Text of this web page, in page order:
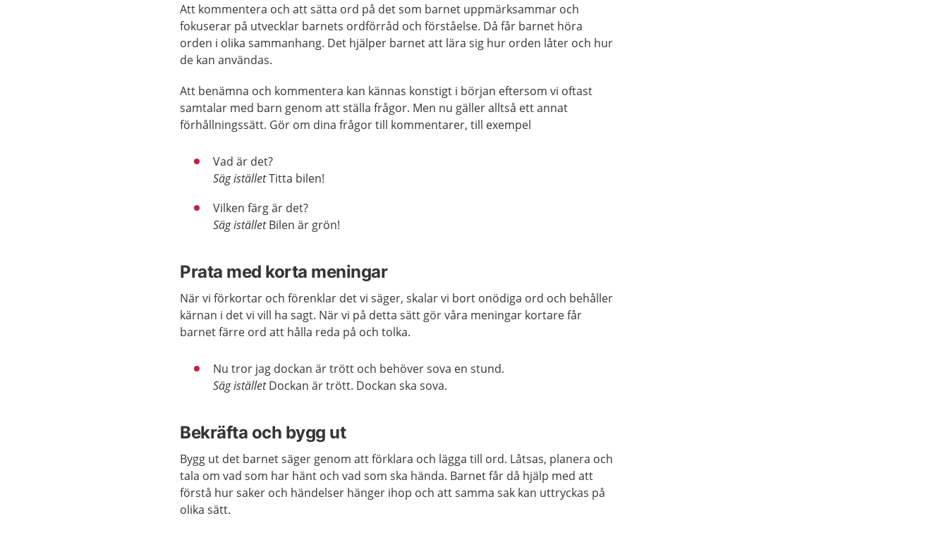
Att kommentera och att sätta ord på det som barnet uppmärksammar och
fokuserar på utvecklar barnets ordförråd och förståelse. Då får barnet höra
orden i olika sammanhang. Det hjälper barnet att lära sig hur orden låter och hur
de kan användas.
Att benämna och kommentera kan kännas konstigt i början eftersom vi oftast
samtalar med barn genom att ställa frågor. Men nu gäller alltså ett annat
förhållningssätt. Gör om dina frågor till kommentarer, till exempel
Vad är det?
Säg iställetTitta bilen!
Vilken färg är det?
Säg iställetBilen är grön!
Prata med korta meningar
När vi förkortar och förenklar det vi säger, skalar vi bort onödiga ord och behåller
kärnan i det vi vill ha sagt. När vi på detta sätt gör våra meningar kortare får
barnet färre ord att hålla reda på och tolka.
Nu tror jag dockan är trött och behöver sova en stund.
Säg iställetDockan är trött. Dockan ska sova.
Bekräfta och bygg ut
Bygg ut det barnet säger genom att förklara och lägga till ord. Låtsas, planera och
tala om vad som har hänt och vad som ska hända. Barnet får då hjälp med att
förstå hur saker och händelser hänger ihop och att samma sak kan uttryckas på
olika sätt.